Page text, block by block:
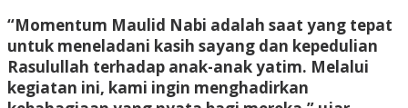
“Momentum Maulid Nabi adalah saat yang tepat
untuk meneladani kasih sayang dan kepedulian
Rasulullah terhadap anak-anak yatim. Melalui
kegiatan ini, kami ingin menghadirkan